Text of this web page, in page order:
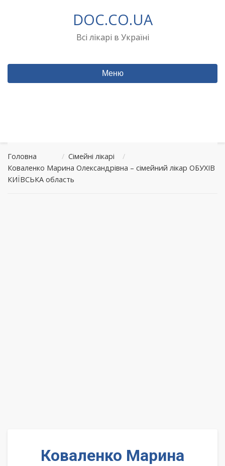
DOC.CO.UA
Всі лікарі в Україні
Меню
Головна / Сімейні лікарі
/
Коваленко Марина Олександрівна – сімейний лікар ОБУХІВ
КИЇВСЬКА область
Коваленко Марина